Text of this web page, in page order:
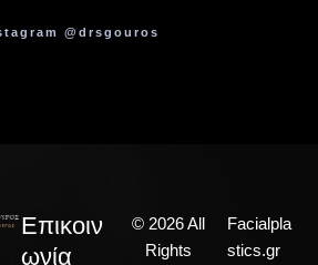
@drsgouros
Επικοιν
ωνία
© 2026 All
Rights
Facialpla
stics.gr